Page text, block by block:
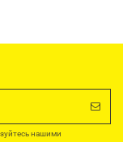
нашими